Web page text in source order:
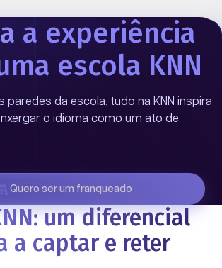
Encontre sua franquia ideal
a experiência
escola KNN
paredes da escola, tudo na KNN inspira
o idioma como um ato de
Quero ser um franqueado
um diferencial
a captar e reter